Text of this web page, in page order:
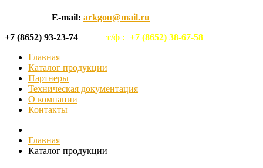
E-mail: arkgou@mail.ru
+7 (8652) 93-23-74 т/ф : +7 (8652) 38-67-58
Главная
Каталог продукции
Партнеры
Техническая документация
О компании
Контакты
Главная
Каталог продукции